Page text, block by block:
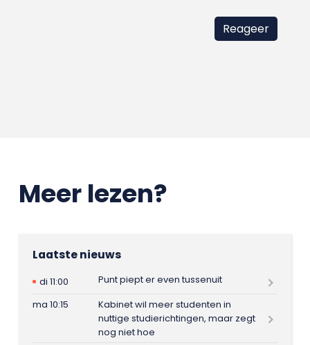
Meer lezen?
Laatste nieuws
di 11:00
Punt piept er even tussenuit
ma 10:15
Kabinet wil meer studenten in
nuttige studierichtingen, maar zegt
nog niet hoe